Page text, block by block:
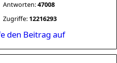
Antworten:47008
Zugriffe: 12216293
den Beitrag auf